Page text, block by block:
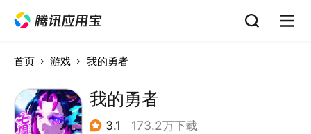
首页 游戏 我的勇者
我的勇者
3.1 173.2万下载